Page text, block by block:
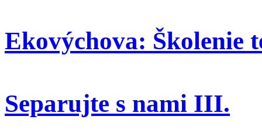
Ekovýchova: Školenie
Separujte s nami III.